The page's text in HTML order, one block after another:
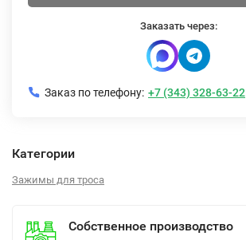
Заказать через:
Заказ по телефону: +7 (343) 328-63-22
Категории
Зажимы для троса
Собственное производство